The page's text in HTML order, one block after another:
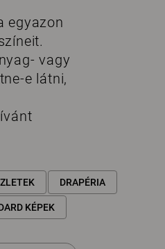
egyazon
vagy
e látni,
DRAPÉRIA
KÉPEK